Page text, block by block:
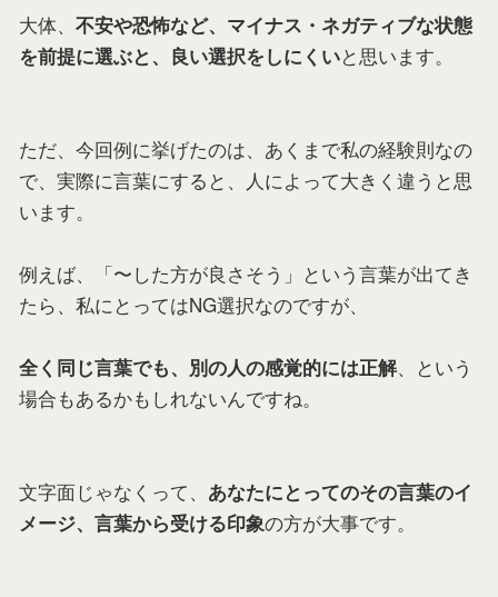
大体、 不安や恐怖など、マイナス・ネガティブな状態
を前提に選ぶと、良い選択をしにくいと思います。
ただ、今回例に挙げたのは、あくまで私の経験則なの
で、実際に言葉にすると、人によって大きく違うと思
います。
例えば、「〜した方が良さそう」という言葉が出てき
たら、私にとってはNG選択なのですが、
全く同じ言葉でも、別の人の感覚的には正解、という
場合もあるかもしれないんですね。
文字面じゃなくって、 あなたにとってのその言葉のイ
メージ、言葉から受ける印象の方が大事です。